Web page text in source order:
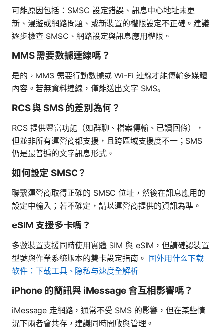
可能原因包括：SMSC 設定錯誤、訊息中心地址未更
新、漫遊或網路問題、或新裝置的權限設定不正確。建議
逐步檢查 SMSC、網路設定與訊息應用權限。
MMS 需要數據連線嗎？
是的，MMS 需要行動數據或 Wi-Fi 連線才能傳輸多媒體
內容。若無資料連線，僅能送出文字 SMS。
RCS 與 SMS 的差別為何？
RCS 提供豐富功能（如群聊、檔案傳輸、已讀回條），
但並非所有運營商都支援，且跨區域支援度不一；SMS
仍是最普遍的文字訊息形式。
如何設定 SMSC？
聯繫運營商取得正確的 SMSC 位址，然後在訊息應用的
設定中輸入；若不確定，請以運營商提供的資訊為準。
eSIM 支援多卡嗎？
多數裝置支援同時使用實體 SIM 與 eSIM，但請確認裝置
型號與作業系統版本的雙卡設定指南。 国外用什么下载
软件：下载工具、隐私与速度全解析
iPhone 的簡訊與 iMessage 會互相影響嗎？
iMessage 走網路，通常不受 SMS 的影響，但在某些情
況下兩者會共存，建議同時開啟與管理。